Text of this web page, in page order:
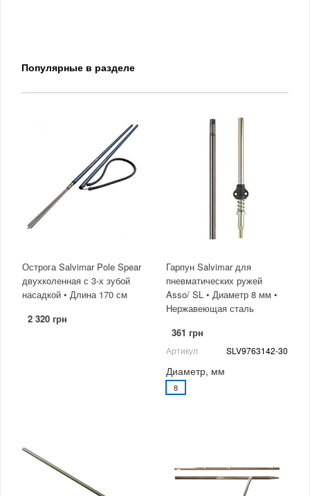
Популярные в разделе
Острога Salvimar Pole Spear
двухколенная с 3-х зубой
насадкой • Длина 170 см
2 320 грн
Гарпун Salvimar для
пневматических ружей
Asso/ SL • Диаметр 8 мм •
Нержавеющая сталь
361 грн
Артикул SLV9763142-30
Диаметр, мм
8